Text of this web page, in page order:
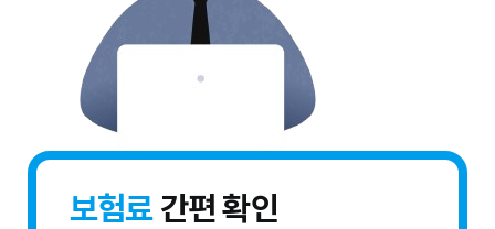
보험료간편 확인